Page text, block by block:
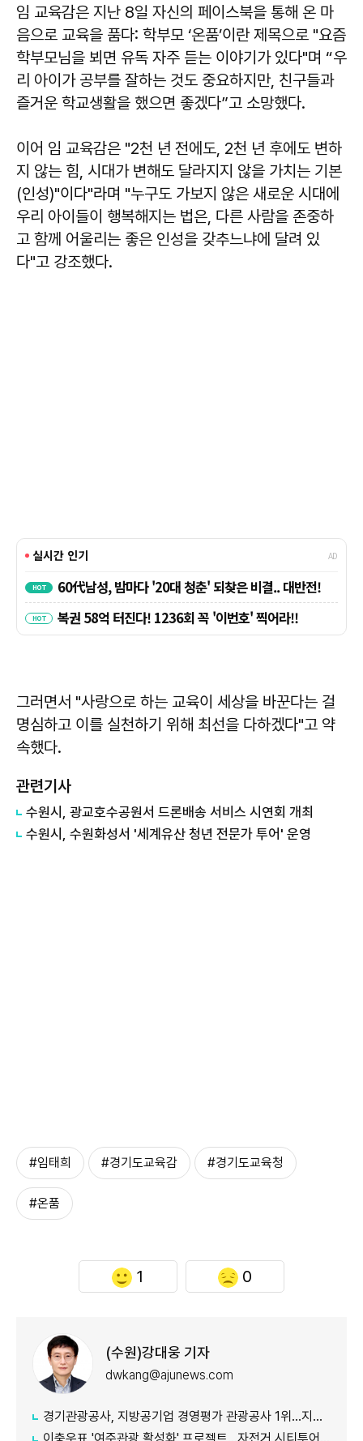
임 교육감은 지난 8일 자신의 페이스북을 통해 온 마
음으로 교육을 품다: 학부모 ‘온품’이란 제목으로 "요즘
학부모님을 뵈면 유독 자주 듣는 이야기가 있다"며 “우
리 아이가 공부를 잘하는 것도 중요하지만, 친구들과
즐거운 학교생활을 했으면 좋겠다”고 소망했다.
이어 임 교육감은 "2천 년 전에도, 2천 년 후에도 변하
지 않는 힘, 시대가 변해도 달라지지 않을 가치는 기본
(인성)"이다"라며 "누구도 가보지 않은 새로운 시대에
우리 아이들이 행복해지는 법은, 다른 사람을 존중하
고 함께 어울리는 좋은 인성을 갖추느냐에 달려 있
다"고 강조했다.
그러면서 "사랑으로 하는 교육이 세상을 바꾼다는 걸
명심하고 이를 실천하기 위해 최선을 다하겠다"고 약
속했다.
관련기사
수원시, 광교호수공원서 드론배송 서비스 시연회 개최
수원시, 수원화성서 '세계유산 청년 전문가 투어' 운영
#임태희 #경기도교육감 #경기도교육청
#온품
1 0
(수원)강대웅 기자
dwkang@ajunews.com
경기관광공사, 지방공기업 경영평가 관광공사 1위...지난해 5위서 4계단 상승